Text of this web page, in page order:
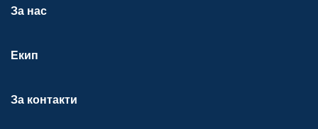
За нас
Екип
За контакти